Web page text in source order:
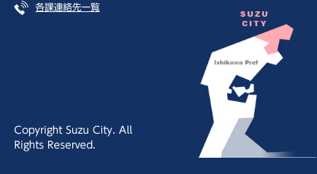
各課連絡先一覧
Copyright Suzu City. All
Rights Reserved.